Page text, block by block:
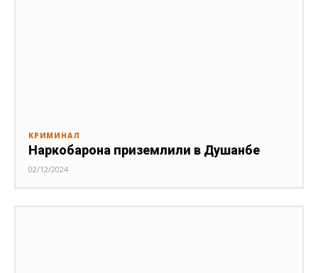
КРИМИНАЛ
Наркобарона приземлили в Душанбе
02/12/2024